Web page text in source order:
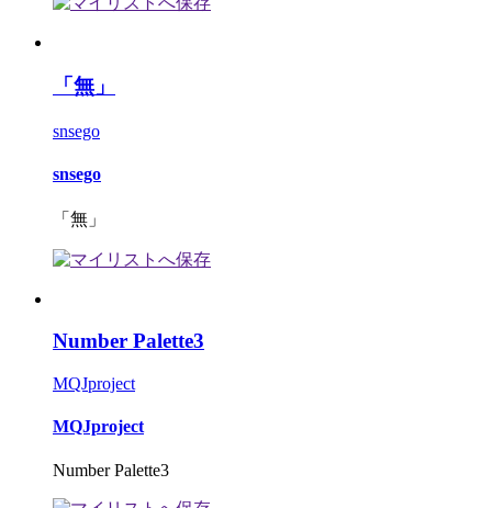
「無」
snsego
snsego
「無」
Number Palette3
MQJproject
MQJproject
Number Palette3